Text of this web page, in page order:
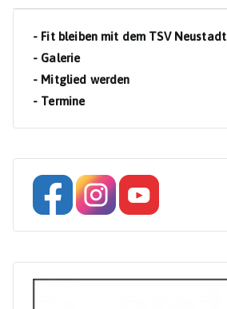
- Fit bleiben mit dem TSV Neustadt
- Galerie
- Mitglied werden
- Termine